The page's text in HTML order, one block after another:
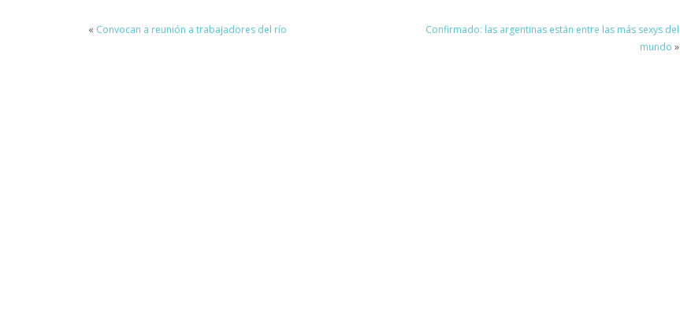
« Convocan a reunión a trabajadores del río
Confirmado: las argentinas están entre las más sexys del
mundo »